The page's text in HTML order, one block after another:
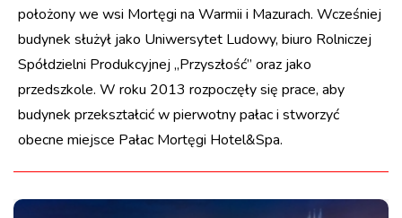
położony we wsi Mortęgi na Warmii i Mazurach. Wcześniej
budynek służył jako Uniwersytet Ludowy, biuro Rolniczej
Spółdzielni Produkcyjnej „Przyszłość” oraz jako
przedszkole. W roku 2013 rozpoczęły się prace, aby
budynek przekształcić w pierwotny pałac i stworzyć
obecne miejsce Pałac Mortęgi Hotel&Spa.